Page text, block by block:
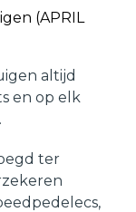
(APRIL
altijd
en op elk
ter